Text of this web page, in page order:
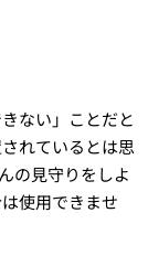
ない」ことだと
れているとは思
の見守りをしよ
使用できませ